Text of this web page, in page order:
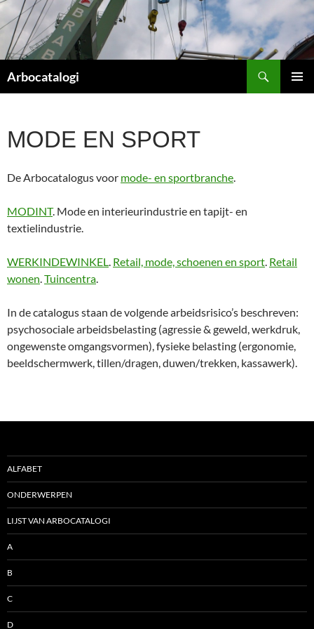
Ga
naar
de
inhoud
Arbocatalogi
MODE EN SPORT
De Arbocatalogus voor mode- en sportbranche.
MODINT. Mode en interieurindustrie en tapijt- en
textielindustrie.
WERKINDEWINKEL. Retail, mode, schoenen en sport. Retail
wonen.Tuincentra.
In de catalogus staan de volgende arbeidsrisico’s beschreven:
psychosociale arbeidsbelasting (agressie & geweld, werkdruk,
ongewenste omgangsvormen), fysieke belasting (ergonomie,
beeldschermwerk, tillen/dragen, duwen/trekken, kassawerk).
ALFABET
ONDERWERPEN
LIJST VAN ARBOCATALOGI
A
B
C
D